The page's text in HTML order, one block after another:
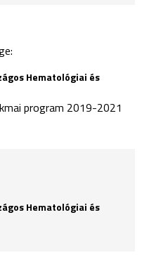
program 2019-2021